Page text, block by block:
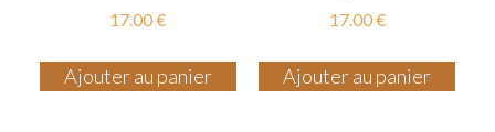
17.00€
Ajouter au panier
17.00€
Ajouter au panier